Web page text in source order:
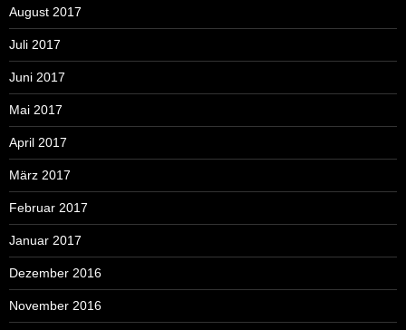
August 2017
Juli 2017
Juni 2017
Mai 2017
April 2017
März 2017
Februar 2017
Januar 2017
Dezember 2016
November 2016